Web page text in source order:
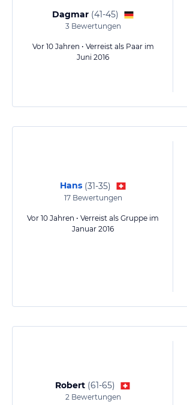
Dagmar (41-45)
3Bewertungen
Vor 10 Jahren • Verreist als Paar im
Juni 2016
Hans (31-35)
17Bewertungen
Vor 10 Jahren • Verreist als Gruppe im
Januar 2016
Robert (61-65)
2Bewertungen